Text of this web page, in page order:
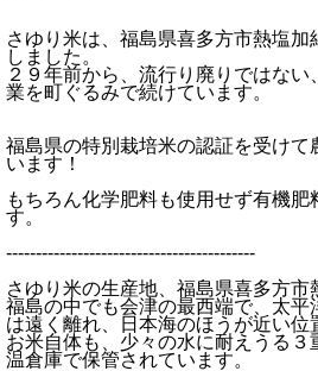
さゆり米は、福島県喜多方市熱塩加
しました。
２９年前から、流行り廃りではな
業を町ぐるみで続けています。
福島県の特別栽培米の認証を受けて
います！
もちろん化学肥料も使用せず有機肥
す。
------------------------------------------
さゆり米の生産地、福島県喜多方市
福島の中でも会津の最西端で、太平
は遠く離れ、日本海のほうが近い位
お米自体も、少々の水に耐えうる
温倉庫で保管されています。